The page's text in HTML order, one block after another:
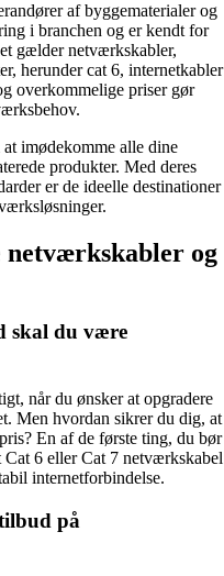
af byggematerialer og
i branchen og er kendt for
gælder netværkskabler,
herunder cat 6, internetkabler
overkommelige priser gør
imødekomme alle dine
produkter. Med deres
er de ideelle destinationer
og
skal du være
når du ønsker at opgradere
Men hvordan sikrer du dig, at
En af de første ting, du bør
Cat 6 eller Cat 7 netværkskabel
internetforbindelse.
på